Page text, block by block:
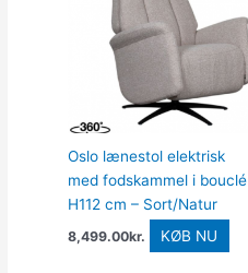
Oslo lænestol elektrisk
med fodskammel i bouclé
H112 cm – Sort/Natur
8,499.00kr. KØB NU